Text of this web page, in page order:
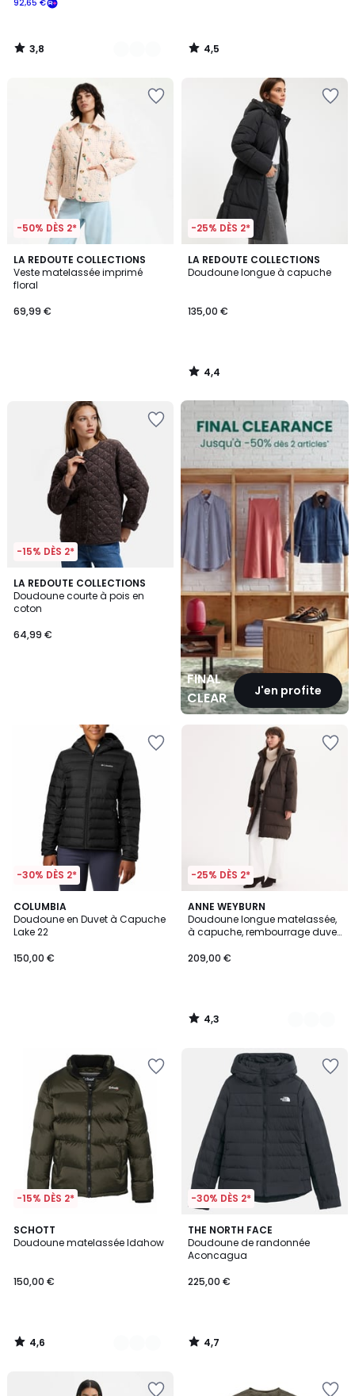
souscrivez
notre
programme
92,65 €
3,8
/
4,5
/
-50% DÈS 2*
LA REDOUTE COLLECTIONS
Veste matelassée imprimé
floral
69,99 €
-25% DÈS 2*
LA REDOUTE COLLECTIONS
Doudoune longue à capuche
135,00 €
4,4
/ 5
4,4
/
-15% DÈS 2*
LA REDOUTE COLLECTIONS
Doudoune courte à pois en
coton
64,99 €
FINAL
CLEARANCEJ'en profite
FINAL
CLEARANCE
-30% DÈS 2*
COLUMBIA
Doudoune en Duvet à Capuche
Lake 22
150,00 €
-25% DÈS 2*
ANNE WEYBURN
Doudoune longue matelassée,
à capuche, rembourrage duvet
209,00 €
4,3
/ 5
2
Couleurs
4,3
/
-15% DÈS 2*
SCHOTT
Doudoune matelassée Idahow
150,00 €
4,6
/ 5
2
Couleurs
4,6
/
-30% DÈS 2*
THE NORTH FACE
Doudoune de randonnée
Aconcagua
225,00 €
4,7
/ 5
4,7
/